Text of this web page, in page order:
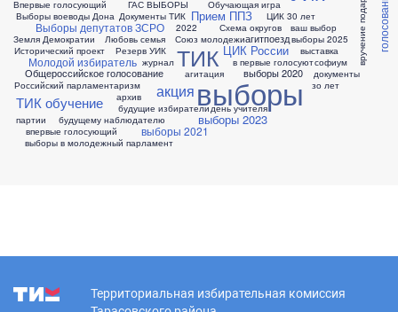
Впервые голосующий
Выборы воеводы Дона
Выборы депутатов ЗСРО
ГАС ВЫБОРЫ
Документы ТИК
Земля Демократии
Исторический проект
Любовь семья
Молодой избиратель
Обучающая игра
Общероссийское голосование
Прием ППЗ
Резерв УИК
Российский парламентаризм
Союз молодежи
Схема округов
ТИК
ТИК обучение
ЦИК 30 лет
ЦИК России
агитация
агитпоезд
акция
архив
будущему наблюдателю
будущие избиратели
в первые голосуют
ваш выбор
впервые голосующий
вручение подарка
выборы
выборы в молодежный парламент
выборы 2020
выборы 2021
выборы 2023
выборы 2025
выставка
голосование
день учителя
документы
журнал
зо лет
партии
софиум
2022
Территориальная избирательная комиссия